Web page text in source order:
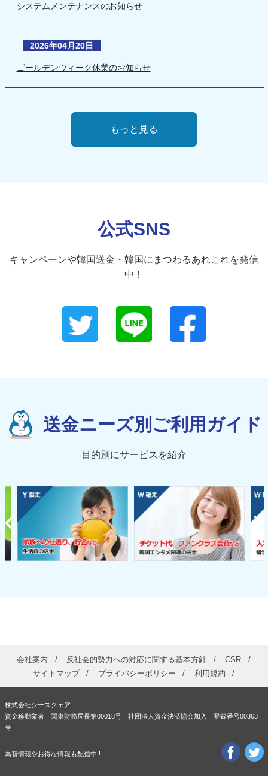
システムメンテナンスのお知らせ
2026年04月20日
ゴールデンウィーク休業のお知らせ
もっと見る
公式SNS
キャンペーンや韓国送金・韓国にまつわるあれこれを発信
中！
送金ニーズ別ご利用ガイド
目的別にサービスを紹介
会社案内 反社会的勢力への対応に関する基本方針
CSR
サイトマップ
プライバシーポリシー 利用規約
株式会社シースクェア
資金移動業者 関東財務局長第00018号 社団法人資金決済協会加入 登録番号00363
号
為替情報やお得な情報も配信中!!